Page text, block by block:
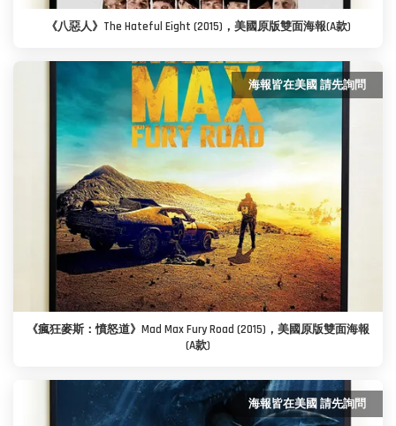
《八惡人》The Hateful Eight (2015)，美國原版雙面海報(A款)
海報皆在美國 請先詢問
《瘋狂麥斯：憤怒道》Mad Max Fury Road (2015)，美國原版雙面海報
(A款)
海報皆在美國 請先詢問